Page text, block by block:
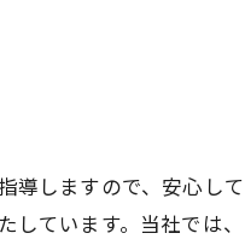
しますので、安心し
ています。当社では